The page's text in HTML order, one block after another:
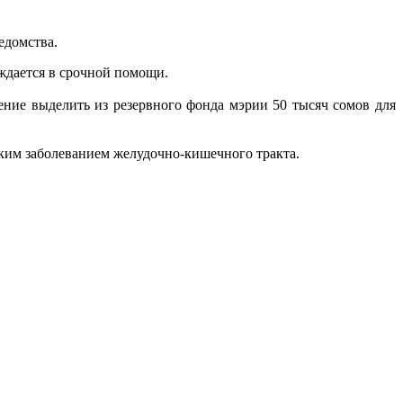
в срочной помощи.
выделить из резервного фонда мэрии 50 тысяч сомов для
заболеванием желудочно-кишечного тракта.